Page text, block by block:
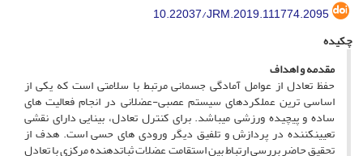
10.22037/JRM.2019.111774.2095
چکیده
مقدمه و اهداف
حفظ تعادل از عوامل آمادگى جسمانى مرتبط با سلامتى است که یکى از
اساسی­ ترین عملکردهاى سیستم عصبى-عضلانى در انجام فعالیت ­هاى
ساده و پیچیده ورزشى می­باشد. برای کنترل تعادل، بینایی دارای نقشی
تعیین­کننده در پردازش و تلفیق دیگر ورودی­ های حسی است. هدف از
تحقیق حاضر بررسى ارتباط بین استقامت عضلات ثبات­دهنده مرکزى با تعادل